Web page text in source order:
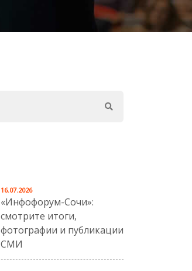
«Инфофорум-Сочи»:
смотрите итоги,
фотографии и публикации
СМИ
16.07.2026